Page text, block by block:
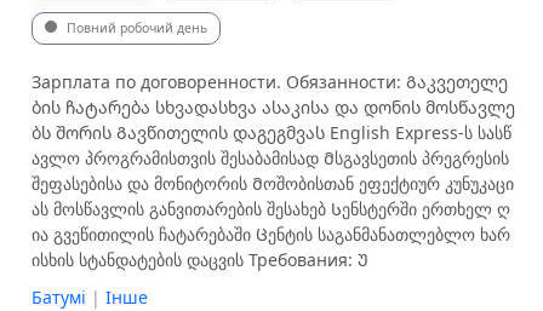
Повний робочий день
Зарплата по договоренности. Обязанности: Გაკვეთელე
ბის ჩატარება სხვადასხვა ასაკისა და დონის მოსწავლე
ბს შორის Გავწითელის დაგეგმვას English Express-ს სასწ
ავლო პროგრამისთვის შესაბამისად Მსგავსეთის პრეგრესის
შეფასებისა და მონიტორის Მოშობისთან ეფექტიურ კუნუკაცი
ას მოსწავლის განვითარების შესახებ Სენსტერში ერთხელ ღ
ია გვეწითილის ჩატარებაში Ცენტის საგანმანათლებლო ხარ
ისხის სტანდატების დაცვის Требования: Უ
Батумі | Інше